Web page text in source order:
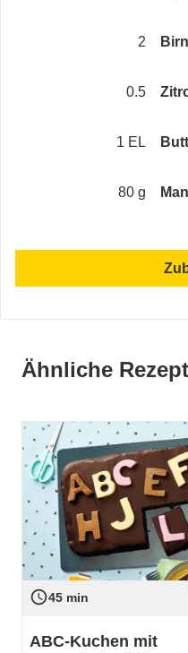
2
0.5
1 EL
80 g
Ähnliche
access_time45 min
Schwierigkeit
ABC-Kuchen mit